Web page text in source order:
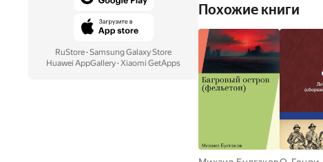
RuStore· Samsung Galaxy Store
Huawei AppGallery· Xiaomi GetApps
Похожие книги